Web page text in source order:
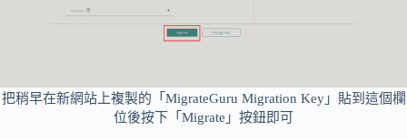
把稍早在新網站上複製的「MigrateGuru Migration Key」貼到這個欄
位後按下「Migrate」按鈕即可